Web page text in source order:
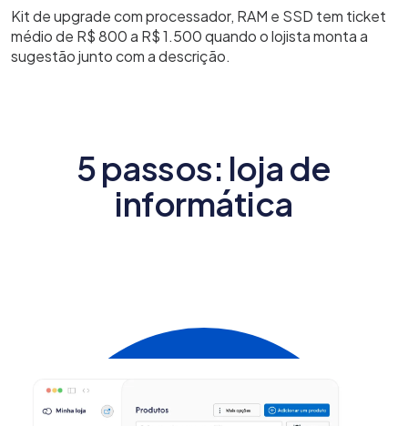
Kit de upgrade com processador, RAM e SSD tem ticket
médio de R$ 800 a R$ 1.500 quando o lojista monta a
sugestão junto com a descrição.
5 passos: loja de
informática